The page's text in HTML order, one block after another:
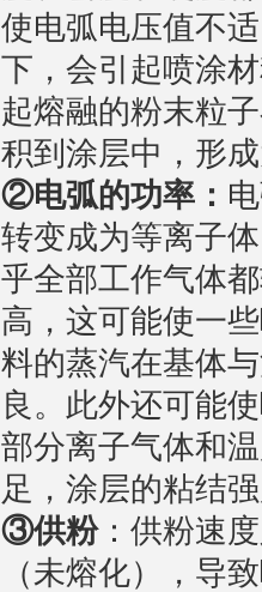
使电弧电压值不
下，会引起喷涂
起熔融的粉末粒
积到涂层中，形
②电弧的功率：
转变成为等离子
乎全部工作气体
高，这可能使一
料的蒸汽在基体
良。此外还可能
部分离子气体和
足，涂层的粘结
③供粉：供粉速
（未熔化），导